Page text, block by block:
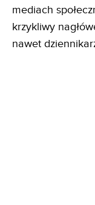
mediach
krzykliwy
nawet